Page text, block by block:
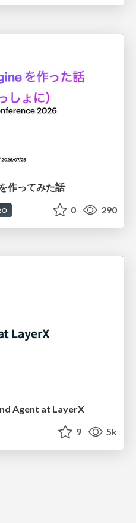
作ってみた話
0 290
Agent at LayerX
9 5k